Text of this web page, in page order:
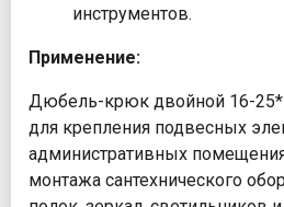
инструментов.
Применение:
Дюбель-крюк двойной 16-
для крепления подвесных
административных
монтажа сантехнического